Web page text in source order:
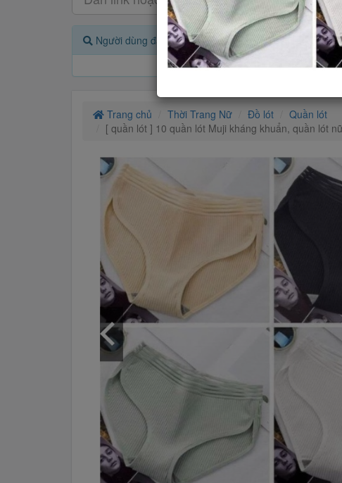
Người dùng đang quan tâm đến 🔥...
Trang chủ Thời Trang Nữ Đồ lót
Quần lót
[ quần lót ] 10 quần lót Muji kháng khuẩn, quần lót